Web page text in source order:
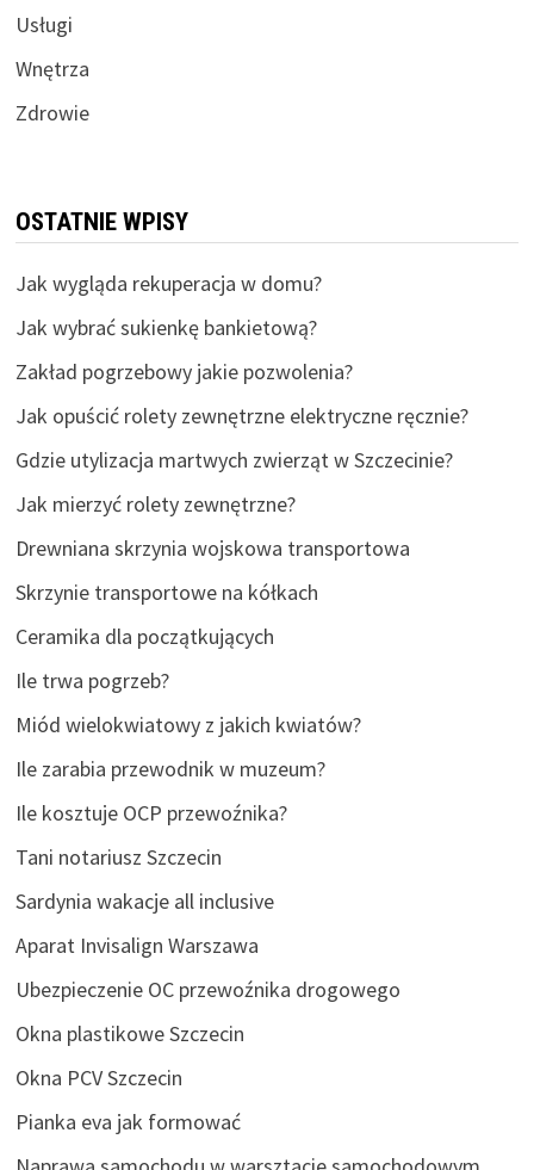
Usługi
Wnętrza
Zdrowie
OSTATNIE WPISY
Jak wygląda rekuperacja w domu?
Jak wybrać sukienkę bankietową?
Zakład pogrzebowy jakie pozwolenia?
Jak opuścić rolety zewnętrzne elektryczne ręcznie?
Gdzie utylizacja martwych zwierząt w Szczecinie?
Jak mierzyć rolety zewnętrzne?
Drewniana skrzynia wojskowa transportowa
Skrzynie transportowe na kółkach
Ceramika dla początkujących
Ile trwa pogrzeb?
Miód wielokwiatowy z jakich kwiatów?
Ile zarabia przewodnik w muzeum?
Ile kosztuje OCP przewoźnika?
Tani notariusz Szczecin
Sardynia wakacje all inclusive
Aparat Invisalign Warszawa
Ubezpieczenie OC przewoźnika drogowego
Okna plastikowe Szczecin
Okna PCV Szczecin
Pianka eva jak formować